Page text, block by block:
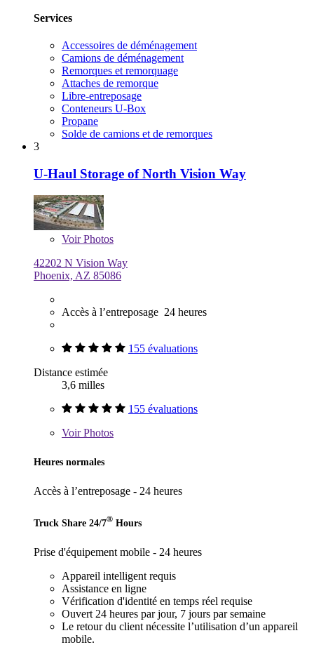
Services
Accessoires de déménagement
Camions de déménagement
Remorques et remorquage
Attaches de remorque
Libre-entreposage
Conteneurs U-Box
Propane
Solde de camions et de remorques
3
U-Haul Storage of North Vision Way
VoirPhotos
42202 N Vision Way
Phoenix, AZ 85086
Accès à l’entreposage 24 heures
155 évaluations
Distance estimée
3,6 milles
155 évaluations
VoirPhotos
Heures normales
Accès à l’entreposage - 24 heures
Truck Share 24/7® Hours
Prise d'équipement mobile - 24 heures
Appareil intelligent requis
Assistance en ligne
Vérification d'identité en temps réel requise
Ouvert 24 heures par jour, 7 jours par semaine
Le retour du client nécessite l’utilisation d’un appareil
mobile.